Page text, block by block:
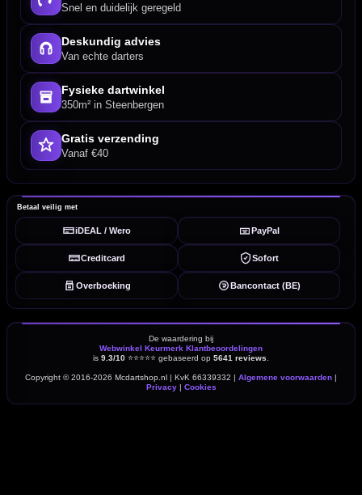
Snel en duidelijk geregeld
Deskundig advies
Van echte darters
Fysieke dartwinkel
350m² in Steenbergen
Gratis verzending
Vanaf €40
Betaal veilig met
iDEAL / Wero PayPal
Creditcard Sofort
Overboeking Bancontact (BE)
De waardering bij
Webwinkel Keurmerk Klantbeoordelingen
is 9.3/10 ⭐⭐⭐⭐⭐ gebaseerd op 5641 reviews
Copyright © 2016-2026 Mcdartshop.nl | KvK 66339332 | Algemene voorwaarden |
Privacy| Cookies